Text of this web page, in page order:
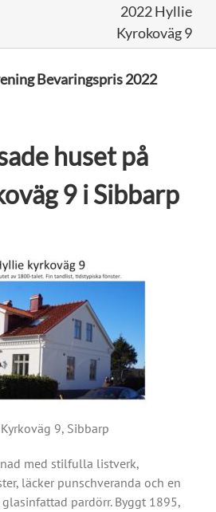
2022 Hyllie
Kyrokoväg 9
Bevaringspris 2022
huset på
9 i Sibbarp
9, Sibbarp
med stilfulla listverk,
läcker punschveranda och en
pardörr. Byggt 1895,